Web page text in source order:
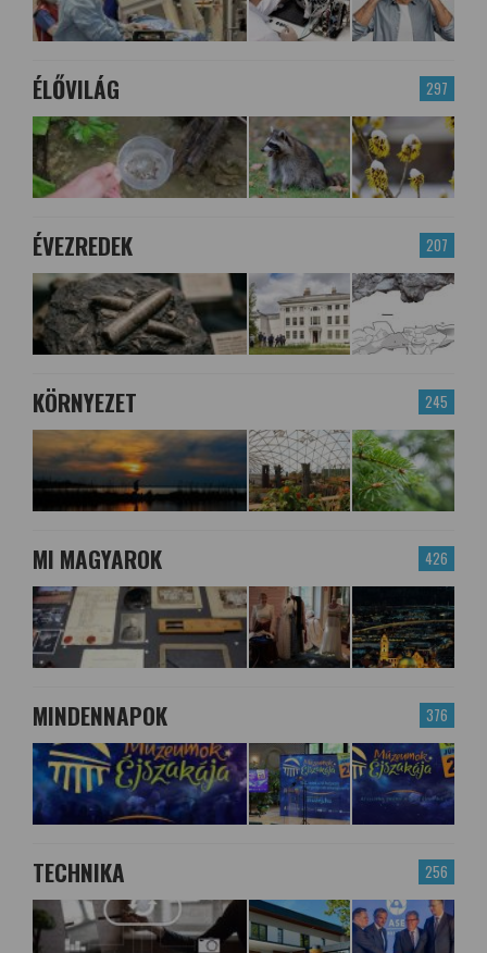
297
ÉLŐVILÁG
207
ÉVEZREDEK
245
KÖRNYEZET
426
MI MAGYAROK
376
MINDENNAPOK
256
TECHNIKA